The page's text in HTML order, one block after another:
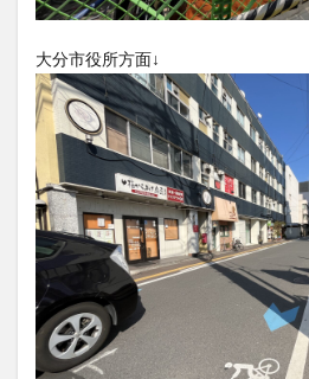
大分市役所方面↓
古着
台湾料理 和定食
国東市
夏祭り
外貨両替機
大分
大分グルメ
大分スイーツ
大分三好ヴァイセアドラー
大
大分県
大分県立美術館
大分駅近く
大神ファーム
姫島村
子ども教室 子ど
宇佐市
屋台
庄内町カフェ
投票
新店
日出 日出町